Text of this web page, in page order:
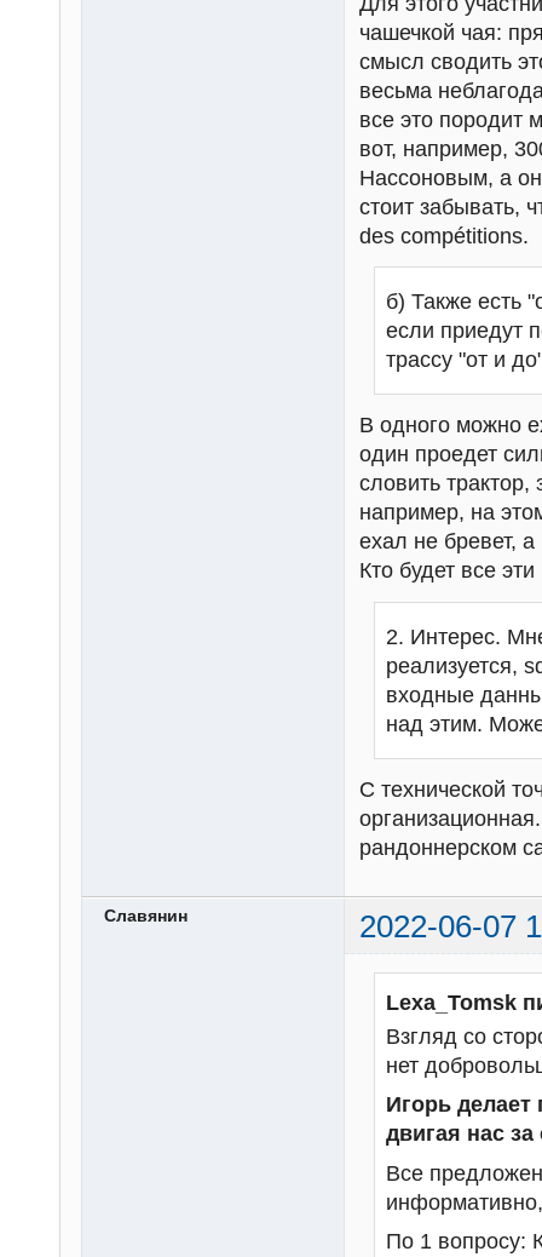
чашечкой чая:
смысл сводить
весьма
все это породит
вот, например,
Нассоновым, а
стоит забывать,
des compétitions.
б) Также есть
если приедут
трассу "от и
В одного можно
один проедет
словить
например, на
ехал не бревет,
Кто будет все
2. Интерес.
реализуется,
входные
над этим.
С технической
рандоннерском
Славянин 2022-06-07
Lexa_Tomsk
Взгляд со
нет
Игорь делает
двигая нас
Все
По 1 вопросу: